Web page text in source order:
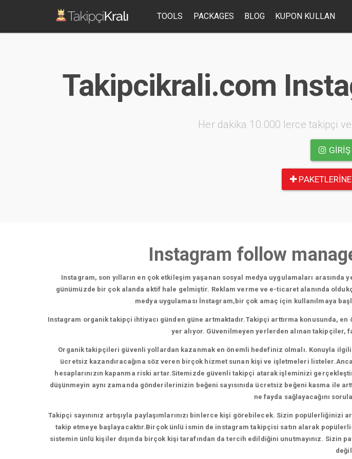
TOOLS PACKAGES BLOG KUPON KULLAN
Takipcikrali.com
Her dakika 10.000 lerce takipçi
Instagram follow
Instagram, son yılların en çok etkileşim yaşanan sosyal medya uygulamaları arasında
günümüzde bir çok alanda aktif hale gelmiştir. Reklam verme ve e-ticaret alanında
medya uygulaması İnstagram,bir çok amaç için kullanılmaya
Instagram organik takipçi ihtiyacı günden güne artmaktadır.Takipçi arttırma konusunda,
yer alıyor. Güvenilmeyen yerlerden alınan
Organik takipçileri güvenli yollardan kazanmak en önemli hedefiniz olmalı. Konuyla
ücretsiz kazandıracağına söz veren birçok hizmet sunan kişi ve işletmeleri
hesaplarınızın kapanma riski artar.Sitemizde güvenli takipçi atarak işleminizi
düşünmeyin aynı zamanda gönderilerinizin beğeni sayısınıda ücretsiz beğeni kasma ile
ne fayda sağlayacağını
Takipçi sayınınız artışıyla paylaşımlarınızı binlerce kişi görebilecek. Sizin
takip etmeye başlayacaktır.Birçok ünlü ismin de instagram takipçisi satın alarak
sistemin ünlü kişiler dışında birçok kişi tarafından da tercih edildiğini unutmayınız.